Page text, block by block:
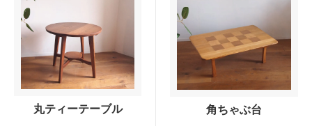
丸ティーテーブル 角ちゃぶ台